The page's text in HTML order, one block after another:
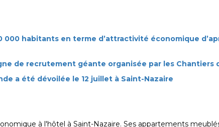
000 habitants en terme d’attractivité économique
de recrutement géante organisée par les Chantiers
a été dévoilée le 12 juillet à Saint-Nazaire
à l'hôtel à Saint-Nazaire. Ses appartements